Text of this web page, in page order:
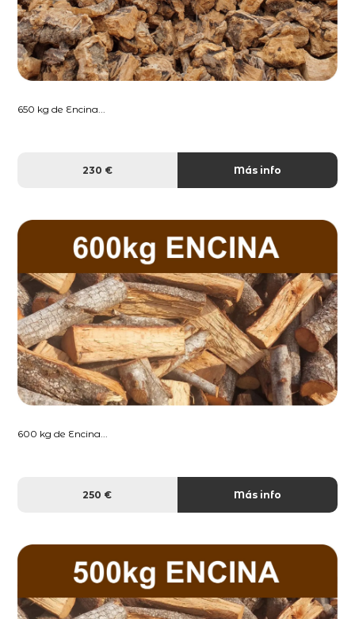
650 kg de Encina...
230 € Más info
600 kg de Encina...
250 € Más info